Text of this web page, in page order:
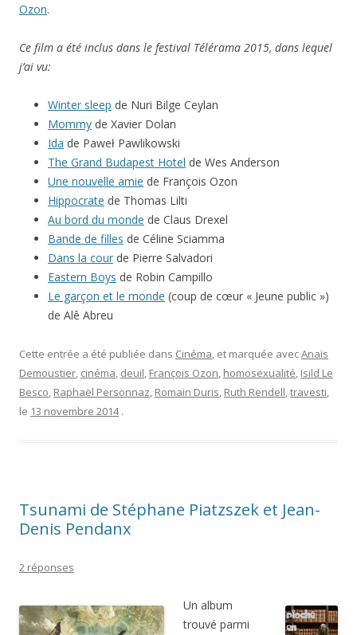
Mommyde Xavier Dolan
Ida
Une nouvelle amiede François Ozon
Hippocratede Thomas Lilti
Au bord du mondede Claus Drexel
Bande de fillesde Céline Sciamma
Dans la courde Pierre Salvadori
Eastern Boysde Robin Campillo
Le garçon et le monde(coup de cœur « Jeune public »)
de Alê Abreu
Cette entrée a été publiée dansCinéma
Demoustier,cinéma ,deuil,François Ozon,homosexualité,Isild Le
,Raphaël Personnaz
lamédiathèque
Il y a quelques